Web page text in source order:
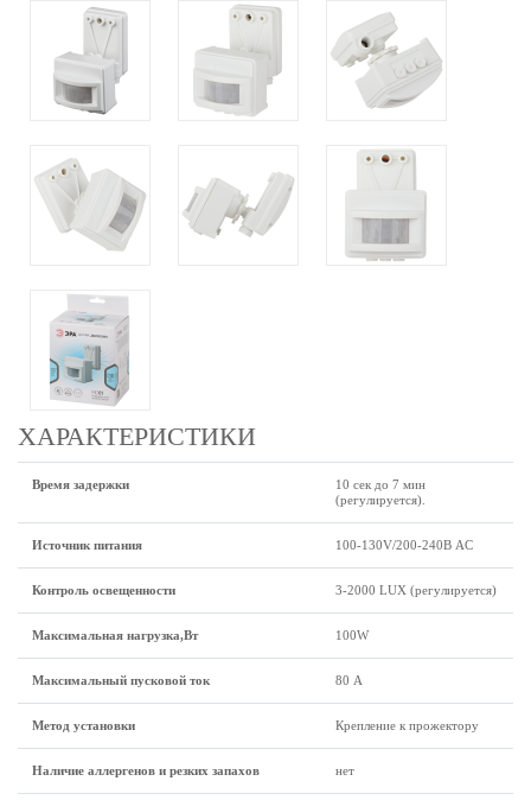
ХАРАКТЕРИСТИКИ
Время задержки
10 сек до 7 мин
(регулируется).
Источник питания 100-130V/200-240В AC
Контроль освещенности 3-2000 LUX (регулируется)
Максимальная нагрузка,Вт 100W
Максимальный пусковой ток 80 А
Метод установки Крепление к прожектору
Наличие аллергенов и резких запахов нет